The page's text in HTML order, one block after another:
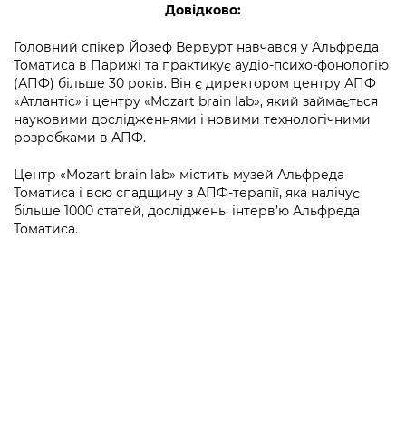
Довідково:
Головний спікер Йозеф Вервурт навчався у Альфреда
Томатиса в Парижі та практикує аудіо-психо-фонологію
(АПФ) більше 30 років. Він є директором центру АПФ
«Атлантіс» і центру «Mozart brain lab», який займається
науковими дослідженнями і новими технологічними
розробками в АПФ.
Центр «Mozart brain lab» містить музей Альфреда
Томатиса і всю спадщину з АПФ-терапії, яка налічує
більше 1000 статей, досліджень, інтерв’ю Альфреда
Томатиса.